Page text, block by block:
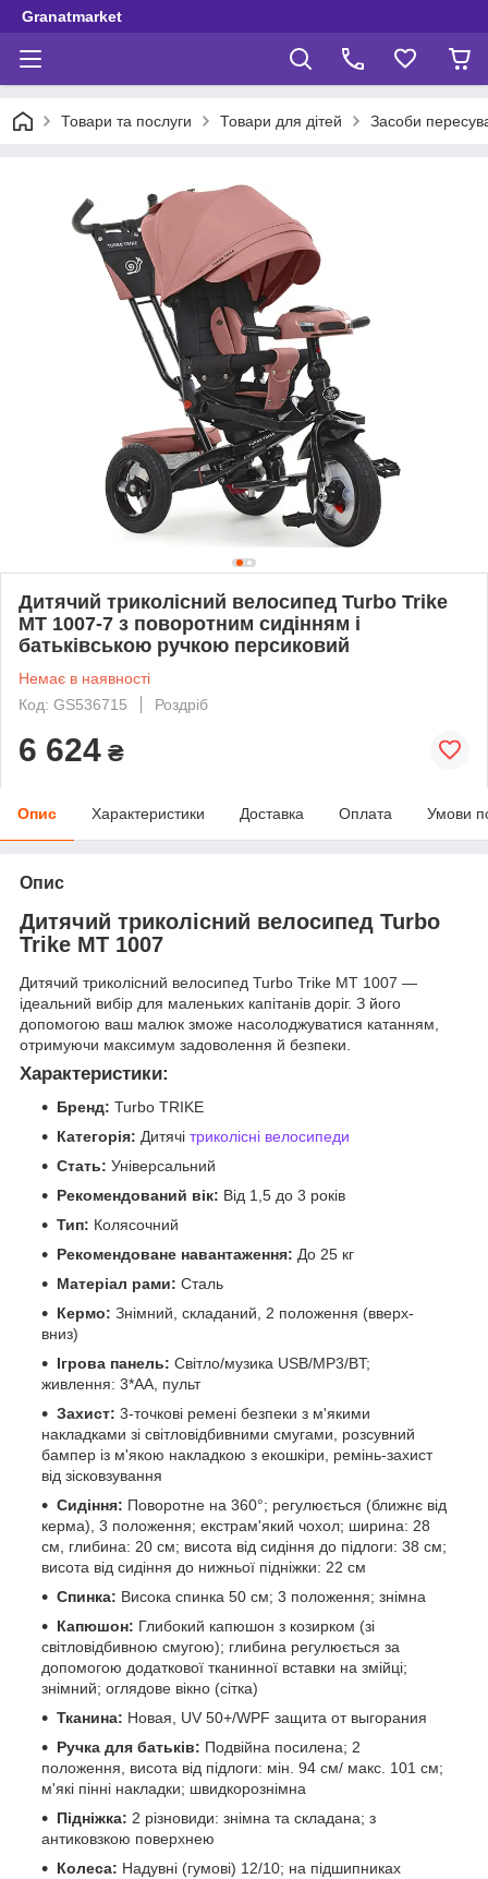
Granatmarket
Товари та послуги Товари для дітей Засоби
Дитячий триколісний велосипед Turbo Trike
MT 1007-7 з поворотним сидінням і
батьківською ручкою персиковий
Немає в наявності
Код: GS536715
Роздріб
6 624 ₴
Опис Характеристики Доставка Оплата Умови
Опис
Дитячий триколісний велосипед Turbo
Trike MT 1007
Дитячий триколісний велосипед Turbo Trike MT 1007 —
ідеальний вибір для маленьких капітанів доріг. З його
допомогою ваш малюк зможе насолоджуватися катанням,
отримуючи максимум задоволення й безпеки.
Характеристики:
Бренд: Turbo TRIKE
Категорія: Дитячі триколісні велосипеди
Стать: Універсальний
Рекомендований вік: Від 1,5 до 3 років
Тип: Колясочний
Рекомендоване навантаження: До 25 кг
Матеріал рами: Сталь
Кермо: Знімний, складаний, 2 положення (вверх-
вниз)
Ігрова панель: Світло/музика USB/МР3/BT;
живлення: 3*AA, пульт
Захист: 3-точкові ремені безпеки з м'якими
накладками зі світловідбивними смугами, розсувний
бампер із м'якою накладкою з екошкіри, ремінь-захист
від зісковзування
Сидіння: Поворотне на 360°; регулюється (ближнє від
керма), 3 положення; екстрам'який чохол; ширина: 28
см, глибина: 20 см; висота від сидіння до підлоги: 38 см;
висота від сидіння до нижньої підніжки: 22 см
Спинка: Висока спинка 50 см; 3 положення; знімна
Капюшон: Глибокий капюшон з козирком (зі
світловідбивною смугою); глибина регулюється за
допомогою додаткової тканинної вставки на змійці;
знімний; оглядове вікно (сітка)
Тканина: Новая, UV 50+/WPF защита от выгорания
Ручка для батьків: Подвійна посилена; 2
положення, висота від підлоги: мін. 94 см/ макс. 101 см;
м'які пінні накладки; швидкорознімна
Підніжка: 2 різновиди: знімна та складана; з
антиковзкою поверхнею
Колеса: Надувні (гумові) 12/10; на підшипниках